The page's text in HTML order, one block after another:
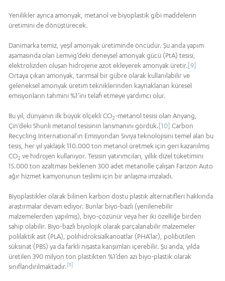
Yenilikler ayrıca amonyak, metanol ve biyoplastik gibi maddelerin
üretimini de dönüştürecek.
Danimarka temiz, yeşil amonyak üretiminde öncüdür. Şu anda yapım
aşamasında olan Lemvig’deki deneysel amonyak gücü (PtA) tesisi,
elektrolizden oluşan hidrojene azot ekleyerek amonyak üretir.[9]
Ortaya çıkan amonyak, tarımsal bir gübre olarak kullanılabilir ve
geleneksel amonyak üretim tekniklerinden kaynaklanan küresel
emisyonların tahmini %1’ini telafi etmeye yardımcı olur.
Bu yıl, dünyanın ilk büyük ölçekli CO2-metanol tesisi olan Anyang,
Çin’deki Shunli metanol tesisinin lansmanını gördük.[10] Carbon
Recycling International’ın Emisyondan Sıvıya teknolojisini temel alan bu
tesis, her yıl yaklaşık 110.000 ton metanol üretmek için geri kazanılmış
CO2 ve hidrojen kullanıyor. Tesisin yatırımcıları, yıllık dizel tüketimini
15.000 ton azaltması beklenen 300 adet metanolle çalışan Farizon Auto
ağır hizmet kamyonunun teslimi için bir anlaşma imzaladı.
Biyoplastikler olarak bilinen karbon dostu plastik alternatifleri hakkında
araştırmalar devam ediyor. Bunlar biyo-bazlı (yenilenebilir
malzemelerden yapılmış), biyo-çözünür veya her iki özelliğe birden
sahip olabilir. Biyo-bazlı biyolojik olarak parçalanabilir malzemeler
polilaktik asit (PLA), polihidroksialkanoatlar (PHA’lar), polibütilen
süksinat (PBS) ya da farklı nişasta karışımları içerebilir. Şu anda, yılda
üretilen 390 milyon ton plastikten %1’den azı biyo-plastik olarak
sınıflandırılmaktadır.[11]